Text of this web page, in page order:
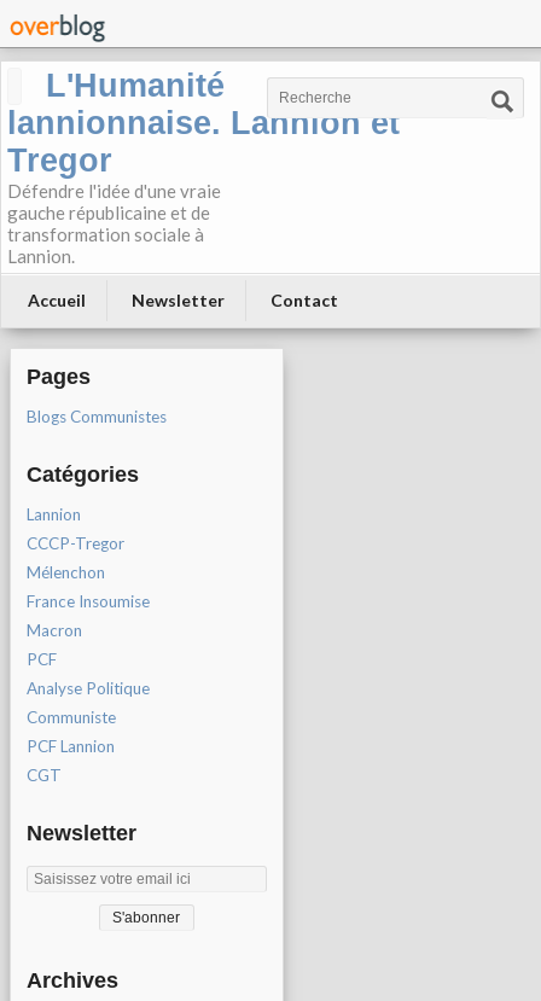
L'Humanité
lannionnaise. Lannion et
Tregor
Défendre l'idée d'une vraie
gauche républicaine et de
transformation sociale à
Lannion.
Accueil Newsletter Contact
Pages
Blogs Communistes
Catégories
Lannion
CCCP-Tregor
Mélenchon
France Insoumise
Macron
PCF
Analyse Politique
Communiste
PCF Lannion
CGT
Newsletter
Archives